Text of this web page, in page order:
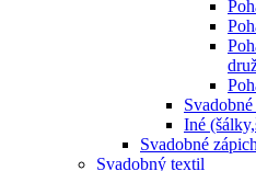
Iné
Svadobné
Svadobný textil